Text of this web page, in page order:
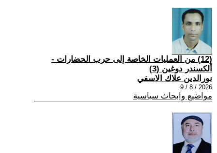
(12) من العمليات الخاصة إلى حرب الحضارات -
ألكسندر دوغين (3)
نورالدين علاك الاسفي
2026 / 8 / 9
مواضيع وابحاث سياسية